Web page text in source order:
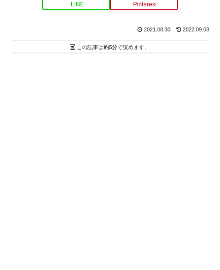
LINE Pinterest
2021.08.30 2022.09.08
この記事は約5分で読めます。